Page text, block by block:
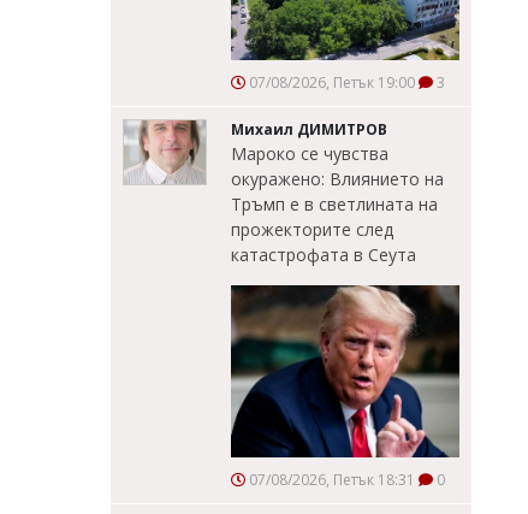
07/08/2026, Петък 19:00 3
Михаил ДИМИТРОВ
Мароко се чувства
окуражено: Влиянието на
Тръмп е в светлината на
прожекторите след
катастрофата в Сеута
07/08/2026, Петък 18:31 0